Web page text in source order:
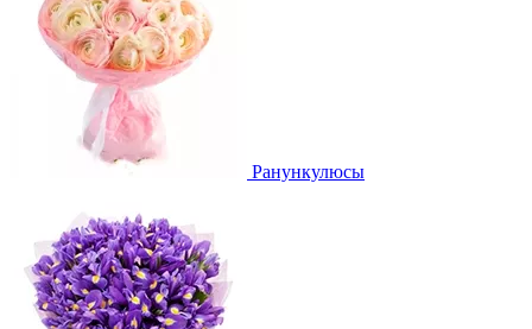
Ранункулюсы